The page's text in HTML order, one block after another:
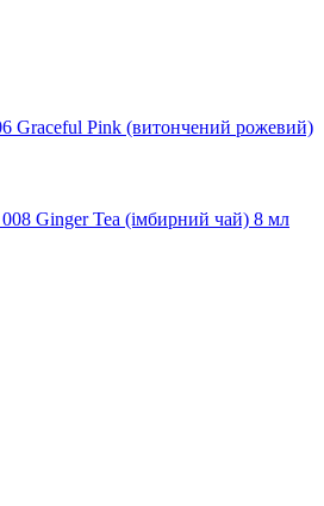
Graceful Pink (витончений рожевий)